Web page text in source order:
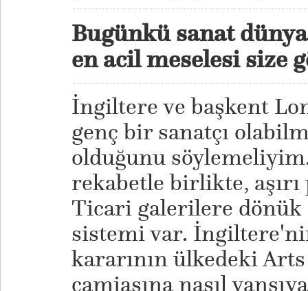
Bugünkü sanat
en acil meselesi size
İngiltere ve başkent
genç bir sanatçı
olduğunu
rekabetle birlikte, aşırı
Ticari galerilere
sistemi var. İngiltere'nin
kararının ülkedeki
camiasına nasıl